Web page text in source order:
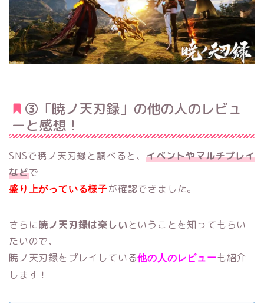
③「暁ノ天刃録」の他の人のレビュ
ーと感想！
SNSで暁ノ天刃録と調べると、イベントやマルチプレイ
などで
盛り上がっている様子が確認できました。
さらに暁ノ天刃録は楽しい ということを知ってもらい
たいので、
暁ノ天刃録をプレイしている他の人のレビューも紹介
します！